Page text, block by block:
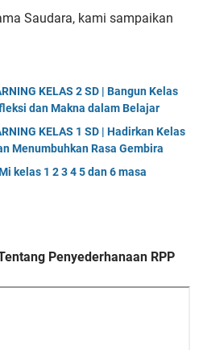
Saudara, kami sampaikan
KELAS 2 SD | Bangun Kelas
dan Makna dalam Belajar
KELAS 1 SD | Hadirkan Kelas
Menumbuhkan Rasa Gembira
kelas 1 2 3 4 5 dan 6 masa
Penyederhanaan RPP